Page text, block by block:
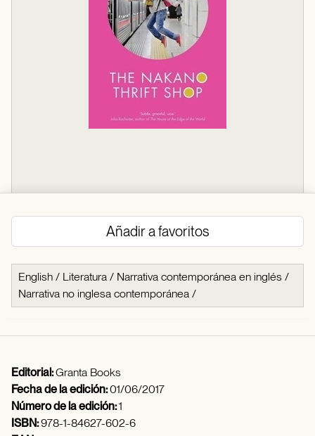
Añadir a favoritos
English / Literatura / Narrativa contemporánea en inglés /
Narrativa no inglesa contemporánea /
Editorial:Granta Books
Fecha de la edición:01/06/2017
Número de la edición:1
ISBN:978-1-84627-602-6